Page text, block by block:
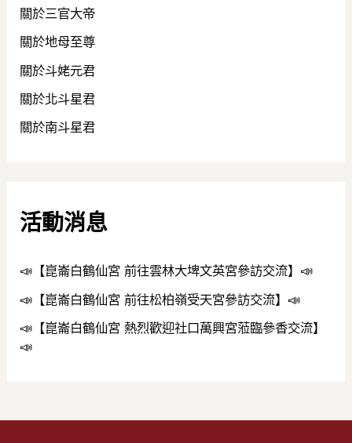
關於三官大帝
關於地母至尊
關於斗姥元君
關於北斗星君
關於南斗星君
活動消息
📣【崑崙白鶴仙宮 前往雲林大埤文英宮參訪交流】📣
📣【崑崙白鶴仙宮 前往松柏嶺受天宮參訪交流】📣
📣【崑崙白鶴仙宮 熱烈歡迎社口萬興宮蒞臨參香交流】
📣